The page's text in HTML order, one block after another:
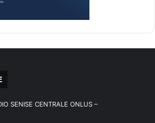
SENISE CENTRALE ONLUS –